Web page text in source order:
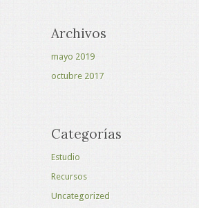
Archivos
mayo 2019
octubre 2017
Categorías
Estudio
Recursos
Uncategorized